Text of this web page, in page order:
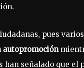
pues
autopromoción
han señalado que el